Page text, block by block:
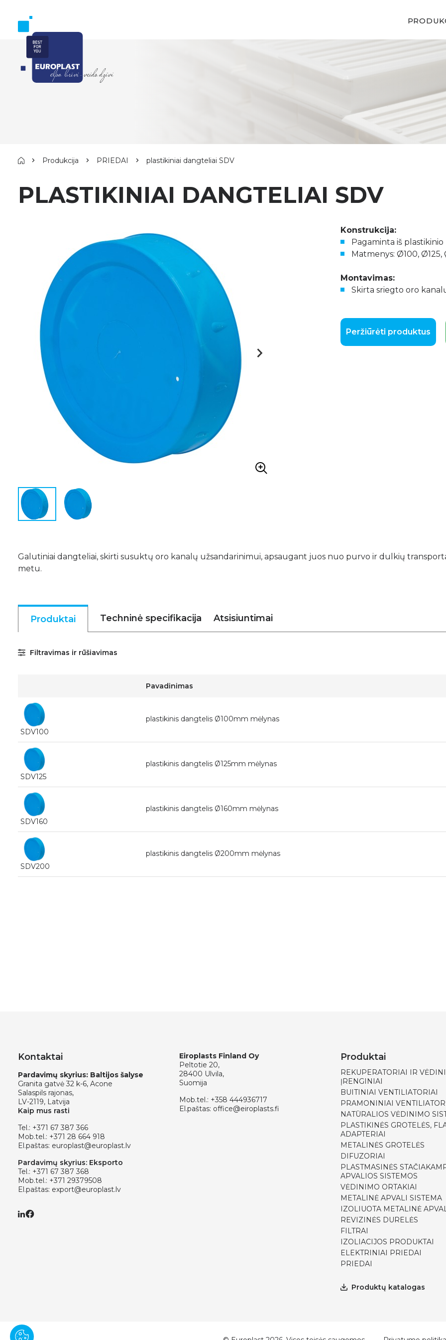
Produkcija PRIEDAI plastikiniai dangteliai SDV
PLASTIKINIAI DANGTELIAI SDV
Konstrukcija:
Pagaminta iš plastikinio
Matmenys: Ø100,
Montavimas:
Skirta sriegto oro
Peržiūrėti produktus
Galutiniai dangteliai, skirti susuktų oro kanalų užsandarinimui, apsaugant juos nuo purvo ir dulkių
metu.
Produktai Techninė specifikacija Atsisiuntimai
Filtravimas ir rūšiavimas
Pavadinimas
SDV100
plastikinis dangtelis Ø100mm mėlynas
SDV125
plastikinis dangtelis Ø125mm mėlynas
SDV160
plastikinis dangtelis Ø160mm mėlynas
SDV200
plastikinis dangtelis Ø200mm mėlynas
Kontaktai
Pardavimų skyrius: Baltijos šalyse
Granita gatvė 32 k-6, Acone
Salaspils rajonas,
LV-2119, Latvija
Kaip mus rasti
Tel.: +371 67 387 366
Mob.tel.: +371 28 664 918
El.paštas: europlast@europlast.lv
Pardavimų skyrius: Eksporto
Tel.: +371 67 387 368
Mob.tel.: +371 29379508
El.paštas: export@europlast.lv
Eiroplasts Finland Oy
Peltotie 20,
28400 Ulvila,
Suomija
Mob.tel.: +358 444936717
El.paštas: office@eiroplasts.fi
Produktai
REKUPERATORIAI IR
ĮRENGINIAI
BUITINIAI VENTILIATORIAI
PRAMONINIAI
NATŪRALIOS VĖDINIMO
PLASTIKINĖS GROTELĖS,
ADAPTERIAI
METALINĖS GROTELĖS
DIFUZORIAI
PLASTMASINĖS
APVALIOS SISTEMOS
VĖDINIMO ORTAKIAI
METALINĖ APVALI SISTEMA
IZOLIUOTA METALINĖ
REVIZINĖS DURELĖS
FILTRAI
IZOLIACIJOS PRODUKTAI
ELEKTRINIAI PRIEDAI
PRIEDAI
Produktų katalogas